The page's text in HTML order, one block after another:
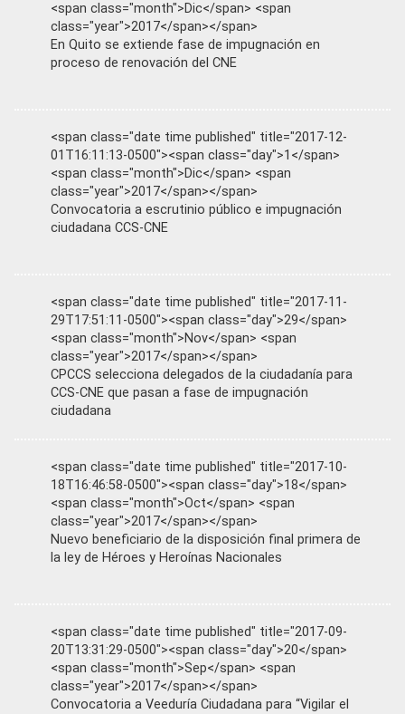
<span class="month">Dic</span> <span
class="year">2017</span></span>
En Quito se extiende fase de impugnación en
proceso de renovación del CNE
<span class="date time published" title="2017-12-
01T16:11:13-0500"><span class="day">1</span>
<span class="month">Dic</span> <span
class="year">2017</span></span>
Convocatoria a escrutinio público e impugnación
ciudadana CCS-CNE
<span class="date time published" title="2017-11-
29T17:51:11-0500"><span class="day">29</span>
<span class="month">Nov</span> <span
class="year">2017</span></span>
CPCCS selecciona delegados de la ciudadanía para
CCS-CNE que pasan a fase de impugnación
ciudadana
<span class="date time published" title="2017-10-
18T16:46:58-0500"><span class="day">18</span>
<span class="month">Oct</span> <span
class="year">2017</span></span>
Nuevo beneficiario de la disposición final primera de
la ley de Héroes y Heroínas Nacionales
<span class="date time published" title="2017-09-
20T13:31:29-0500"><span class="day">20</span>
<span class="month">Sep</span> <span
class="year">2017</span></span>
Convocatoria a Veeduría Ciudadana para “Vigilar el